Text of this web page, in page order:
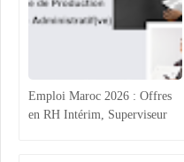
Emploi Maroc 2026 : Offres
en RH Intérim, Superviseur